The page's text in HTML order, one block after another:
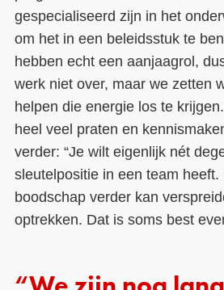
gespecialiseerd zijn in het
om het in een beleidsstuk te
hebben echt een aanjaagrol,
werk niet over, maar we zetten
helpen die energie los te
heel veel praten en
verder: “Je wilt eigenlijk nét
sleutelpositie in een team heeft.
boodschap verder kan
optrekken. Dat is soms best